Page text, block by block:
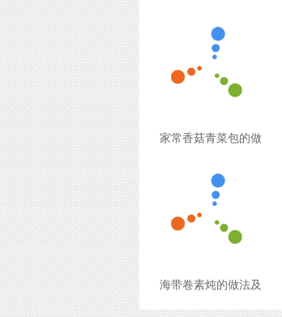
家常香菇青菜包的做
海带卷素炖的做法及